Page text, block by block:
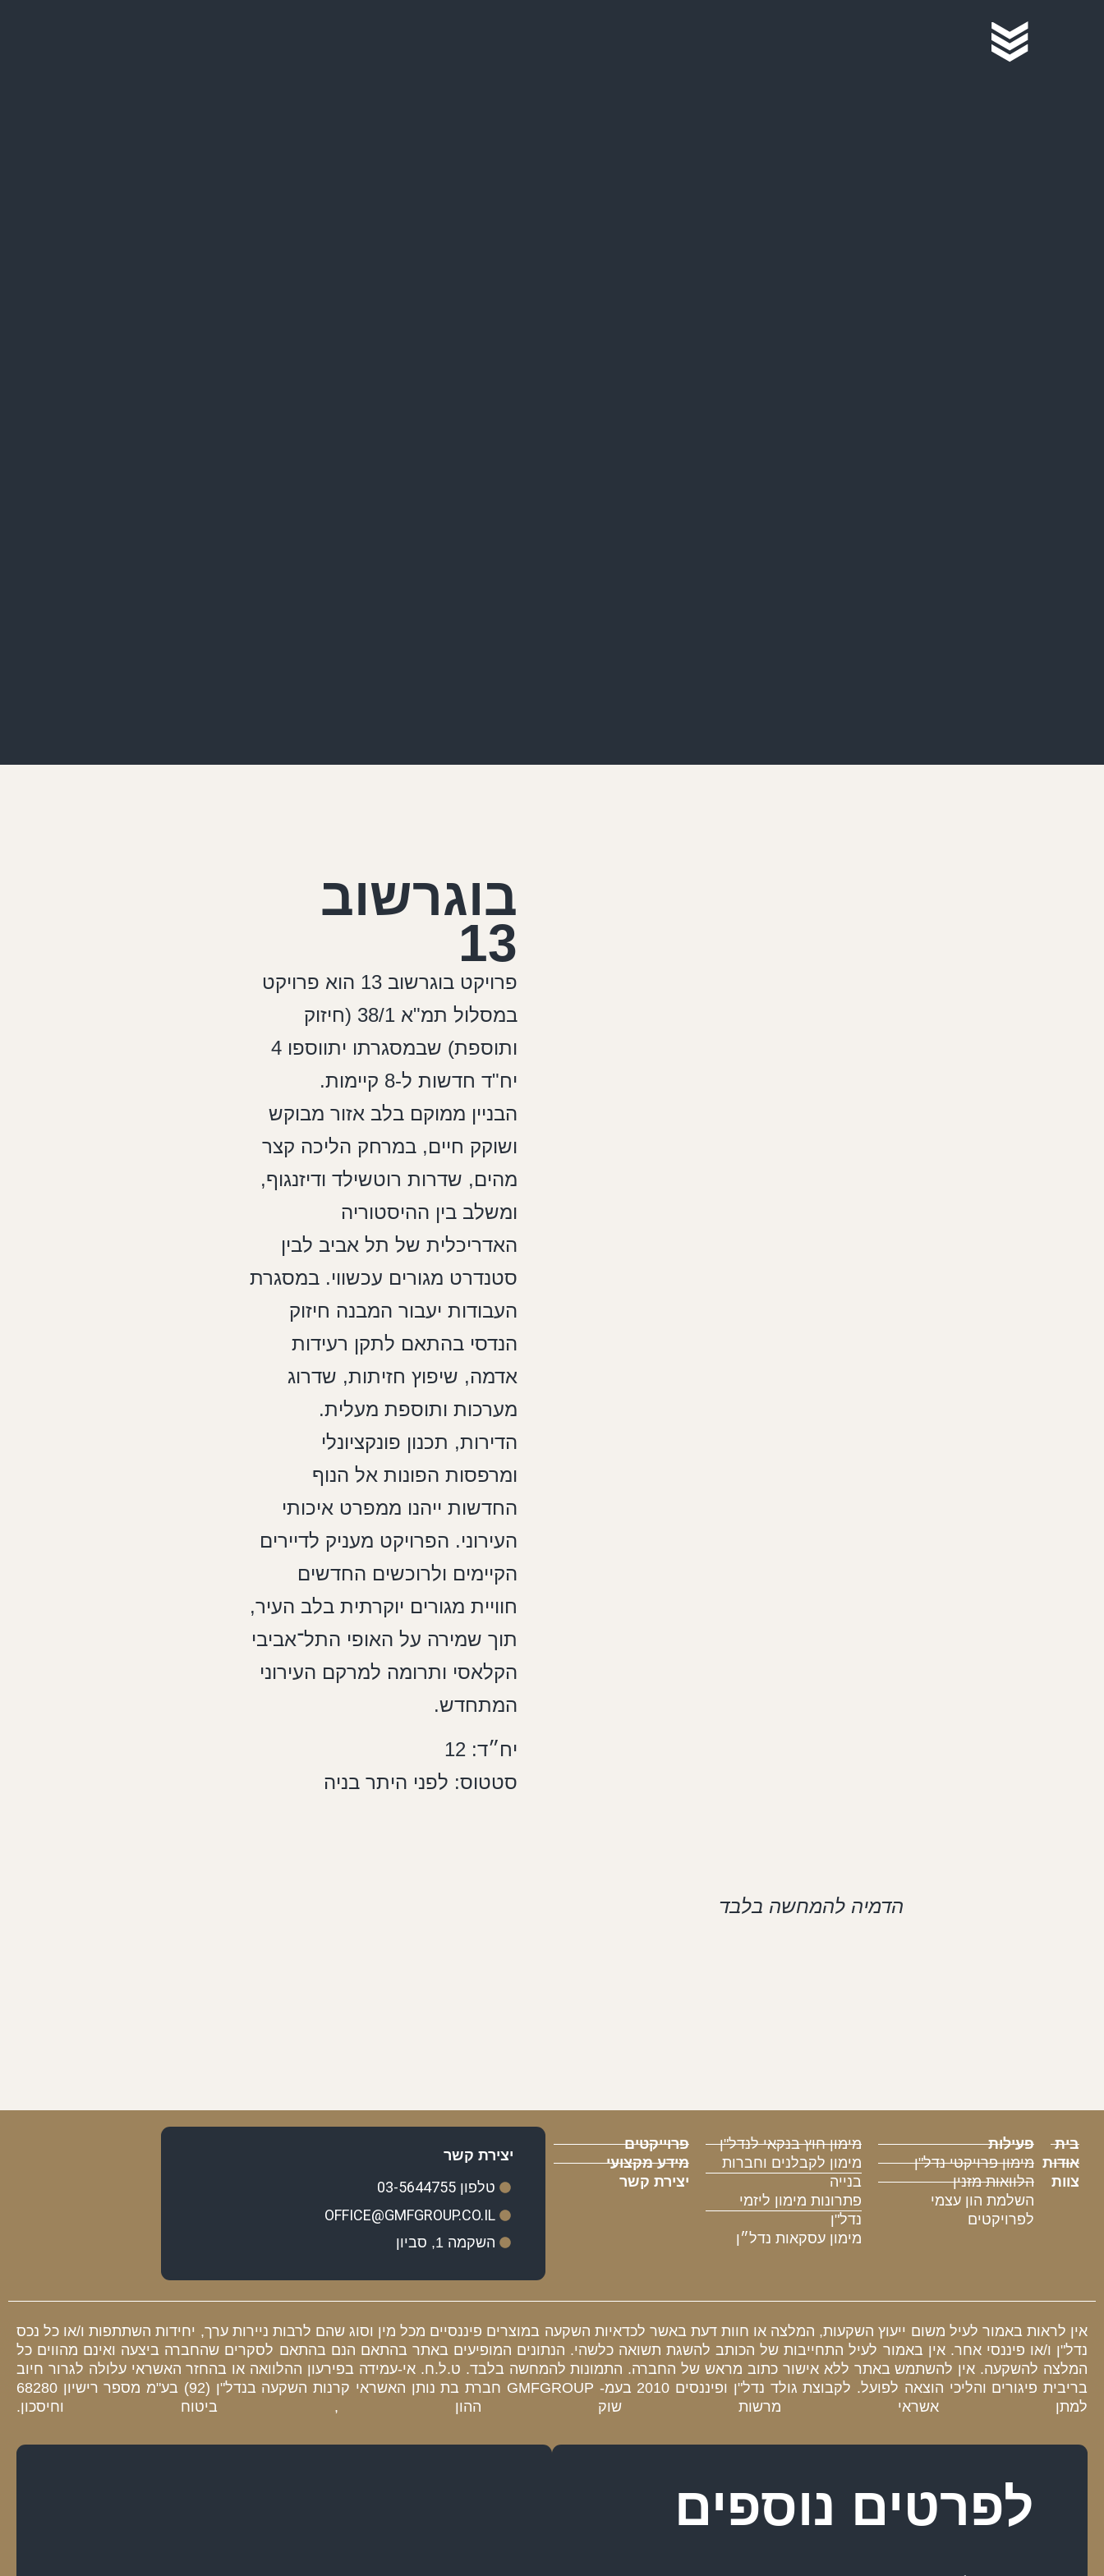
הדמיה להמחשה בלבד
בוגרשוב
13
פרויקט בוגרשוב 13 הוא פרויקט
במסלול תמ"א 38/1 (חיזוק
ותוספת) שבמסגרתו יתווספו 4
יח"ד חדשות ל-8 קיימות.
הבניין ממוקם בלב אזור מבוקש
ושוקק חיים, במרחק הליכה קצר
מהים, שדרות רוטשילד ודיזנגוף,
ומשלב בין ההיסטוריה
האדריכלית של תל אביב לבין
סטנדרט מגורים עכשווי. במסגרת
העבודות יעבור המבנה חיזוק
הנדסי בהתאם לתקן רעידות
אדמה, שיפוץ חזיתות, שדרוג
מערכות ותוספת מעלית.
הדירות, תכנון פונקציונלי
ומרפסות הפונות אל הנוף
החדשות ייהנו ממפרט איכותי
העירוני. הפרויקט מעניק לדיירים
הקיימים ולרוכשים החדשים
חוויית מגורים יוקרתית בלב העיר,
תוך שמירה על האופי התל־אביבי
הקלאסי ותרומה למרקם העירוני
המתחדש.
יח״ד: 12
סטטוס: לפני היתר בניה
בית
אודות
צוות
פעילות
מימון פרויקטי נדל"ן
הלוואות מזנין
השלמת הון עצמי
לפרויקטים
מימון חוץ בנקאי לנדל"ן
מימון לקבלנים וחברות
בנייה
פתרונות מימון ליזמי
נדל"ן
מימון עסקאות נדל״ן
פרוייקטים
מידע מקצועי
יצירת קשר
יצירת קשר
טלפון03-5644755
OFFICE@GMFGROUP.CO.IL
השקמה 1, סביון
אין לראות באמור לעיל משום ייעוץ השקעות, המלצה או חוות דעת באשר לכדאיות השקעה במוצרים פיננסיים מכל מין וסוג שהם לרבות ניירות ערך, יחידות השתתפות ו/או כל נכס
נדל"ן ו/או פיננסי אחר. אין באמור לעיל התחייבות של הכותב להשגת תשואה כלשהי. הנתונים המופיעים באתר בהתאם הנם בהתאם לסקרים שהחברה ביצעה ואינם מהווים כל
המלצה להשקעה. אין להשתמש באתר ללא אישור כתוב מראש של החברה. התמונות להמחשה בלבד. ט.ל.ח. אי-עמידה בפירעון ההלוואה או בהחזר האשראי עלולה לגרור חיוב
בריבית פיגורים והליכי הוצאה לפועל. לקבוצת גולד נדל"ן ופיננסים 2010 בעמ- GMFGROUP חברת בת נותן האשראי קרנות השקעה בנדל"ן (92) בע"מ מספר רישיון 68280
למתן אשראי מרשות שוק ההון , ביטוח וחיסכון.
לפרטים נוספים